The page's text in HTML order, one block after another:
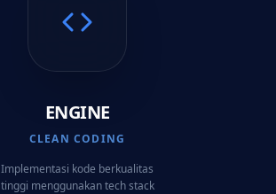
ENGINE
CLEAN CODING
Implementasi kode berkualitas
tinggi menggunakan tech stack